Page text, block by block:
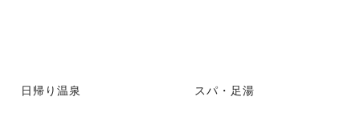
日帰り温泉 スパ・足湯